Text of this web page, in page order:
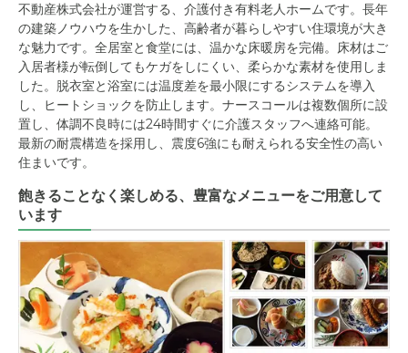
不動産株式会社が運営する、介護付き有料老人ホームです。長年
の建築ノウハウを生かした、高齢者が暮らしやすい住環境が大き
な魅力です。全居室と食堂には、温かな床暖房を完備。床材はご
入居者様が転倒してもケガをしにくい、柔らかな素材を使用しま
した。脱衣室と浴室には温度差を最小限にするシステムを導入
し、ヒートショックを防止します。ナースコールは複数個所に設
置し、体調不良時には24時間すぐに介護スタッフへ連絡可能。
最新の耐震構造を採用し、震度6強にも耐えられる安全性の高い
住まいです。
飽きることなく楽しめる、豊富なメニューをご用意して
います